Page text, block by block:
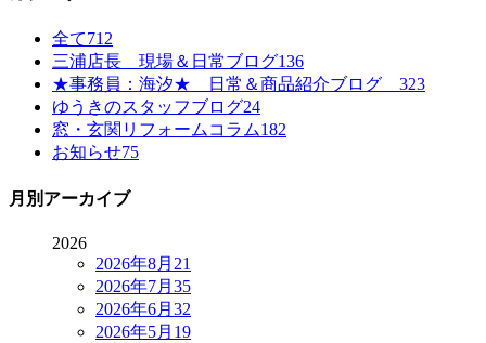
全て712
三浦店長 現場＆日常ブログ136
★事務員：海汐★ 日常＆商品紹介ブログ 323
ゆうきのスタッフブログ24
窓・玄関リフォームコラム182
お知らせ75
月別アーカイブ
2026
2026年8月 21
2026年7月 35
2026年6月 32
2026年5月 19